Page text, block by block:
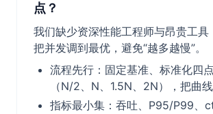
点？
我们缺少资深性能工程师与昂贵工具
把并发调到最优，避免“越多越慢”。
流程先行：固定基准、标准化四
（N/2、N、1.5N、2N），把曲线
指标最小集：吞吐、P95/P99、